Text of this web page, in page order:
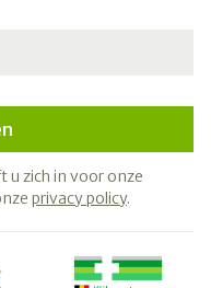
u zich in voor onze
privacy policy.